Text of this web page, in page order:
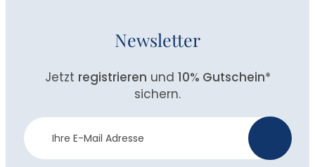
Newsletter
Jetzt registrieren und 10% Gutschein*
sichern.
Newsletter
Anmeldung